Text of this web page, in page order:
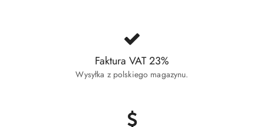
Faktura VAT 23%
Wysyłka z polskiego magazynu.